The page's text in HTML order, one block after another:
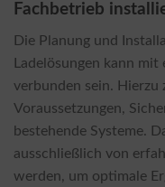
Fachbetrieb
Die Planung und
Ladelösungen kann
verbunden sein. Hierzu
Voraussetzungen,
bestehende Systeme.
ausschließlich von
werden, um optimale